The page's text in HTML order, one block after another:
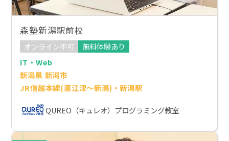
森塾新潟駅前校
オンライン不可
無料体験あり
IT・Web
新潟県 新潟市
JR信越本線(直江津～新潟)・新潟駅
QUREO（キュレオ）プログラミング教室